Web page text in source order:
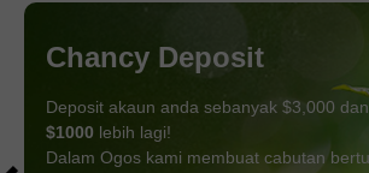
Chancy Deposit
Deposit akaun anda sebanyak $3,000
$1000 lebih lagi!
Dalam Ogos kami membuat cabutan